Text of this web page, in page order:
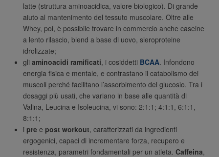
latte (struttura aminoacidica, valore biologico). Di grande
aiuto al mantenimento del tessuto muscolare. Oltre alle
Whey, poi, è possibile trovare in commercio anche caseine
a lento rilascio, blend a base di uovo, sieroproteine
idrolizzate;
gliaminoacidi ramificati, i cosiddetti BCAA. Infondono
energia fisica e mentale, e contrastano il catabolismo dei
muscoli perché facilitano l’assorbimento del glucosio. Tra i
dosaggi più usati, che variano in base alle quantità di
Valina, Leucina e Isoleucina, vi sono: 2:1:1; 4:1:1, 6:1:1,
8:1:1;
i pree post workout, caratterizzati da ingredienti
ergogenici, capaci di incrementare forza, recupero e
resistenza, parametri fondamentali per un atleta.Caffeina,